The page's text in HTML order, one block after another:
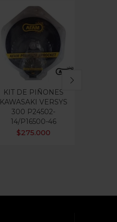
KIT DE PIÑONES
KAWASAKI VERSYS
300 P24502-
14/P16500-46
$275.000